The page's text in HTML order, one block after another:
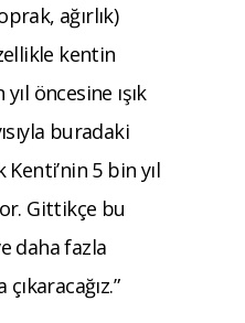
ağırlık)
kentin
öncesine ışık
buradaki
Kenti’nin 5 bin yıl
Gittikçe bu
daha fazla